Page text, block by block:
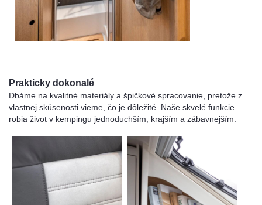
Prakticky dokonalé
Dbáme na kvalitné materiály a špičkové spracovanie, pretože z
vlastnej skúsenosti vieme, čo je dôležité. Naše skvelé funkcie
robia život v kempingu jednoduchším, krajším a zábavnejším.